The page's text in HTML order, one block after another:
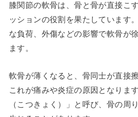
膝関節の軟骨は、骨と骨が直接こ
ッションの役割を果たしています
な負荷、外傷などの影響で軟骨が
ます。
軟骨が薄くなると、骨同士が直接
これが痛みや炎症の原因となりま
（こつきょく）」と呼び、骨の周